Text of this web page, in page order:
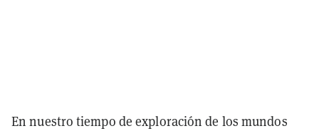
En nuestro tiempo de exploración de los mundos